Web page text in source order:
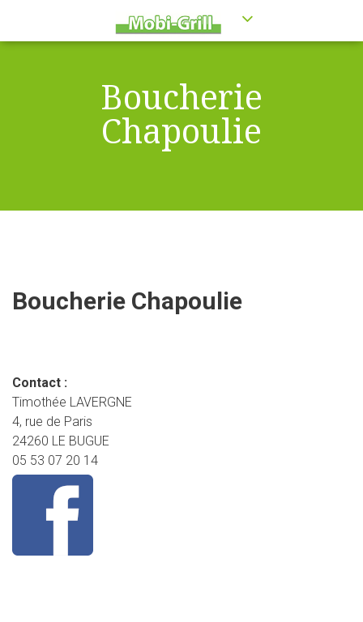
Boucherie
Chapoulie
Boucherie Chapoulie
Contact :
Timothée LAVERGNE
4, rue de Paris
24260 LE BUGUE
05 53 07 20 14